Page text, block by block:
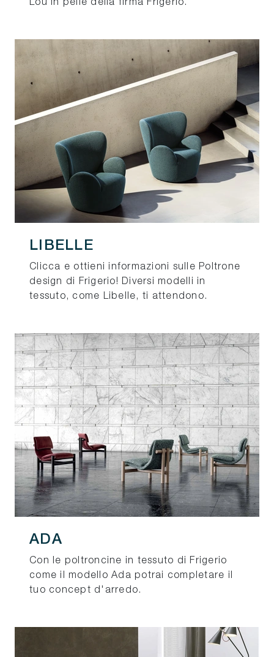
Lou in pelle della firma Frigerio.
LIBELLE
Clicca e ottieni informazioni sulle Poltrone
design di Frigerio! Diversi modelli in
tessuto, come Libelle, ti attendono.
ADA
Con le poltroncine in tessuto di Frigerio
come il modello Ada potrai completare il
tuo concept d'arredo.